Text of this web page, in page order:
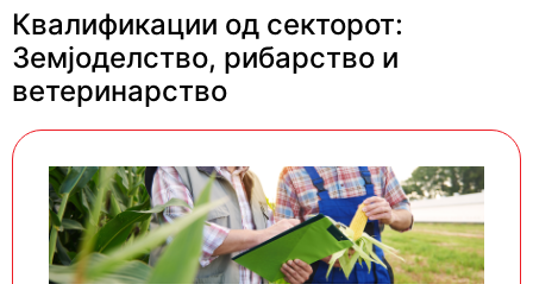
Квалификации од секторот:
Земјоделство, рибарство и
ветеринарство